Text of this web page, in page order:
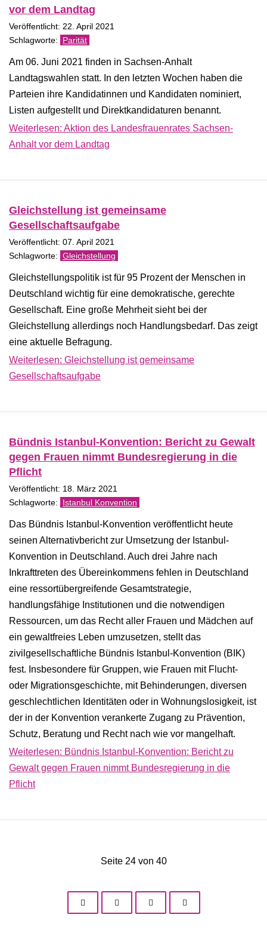
vor dem Landtag
Veröffentlicht: 22. April 2021
Parität
Am 06. Juni 2021 finden in Sachsen-Anhalt
Landtagswahlen statt. In den letzten Wochen haben die
Parteien ihre Kandidatinnen und Kandidaten nominiert,
Listen aufgestellt und Direktkandidaturen benannt.
Weiterlesen: Aktion des Landesfrauenrates Sachsen-
Anhalt vor dem Landtag
Gleichstellung ist gemeinsame
Gesellschaftsaufgabe
Veröffentlicht: 07. April 2021
Gleichstellung
Gleichstellungspolitik ist für 95 Prozent der Menschen in
Deutschland wichtig für eine demokratische, gerechte
Gesellschaft. Eine große Mehrheit sieht bei der
Gleichstellung allerdings noch Handlungsbedarf. Das zeigt
eine aktuelle Befragung.
Weiterlesen: Gleichstellung ist gemeinsame
Gesellschaftsaufgabe
Bündnis Istanbul-Konvention: Bericht zu Gewalt
gegen Frauen nimmt Bundesregierung in die
Pflicht
Veröffentlicht: 18. März 2021
Istanbul Konvention
Das Bündnis Istanbul-Konvention veröffentlicht heute
seinen Alternativbericht zur Umsetzung der Istanbul-
Konvention in Deutschland. Auch drei Jahre nach
Inkrafttreten des Übereinkommens fehlen in Deutschland
eine ressortübergreifende Gesamtstrategie,
handlungsfähige Institutionen und die notwendigen
Ressourcen, um das Recht aller Frauen und Mädchen auf
ein gewaltfreies Leben umzusetzen, stellt das
zivilgesellschaftliche Bündnis Istanbul-Konvention (BIK)
fest. Insbesondere für Gruppen, wie Frauen mit Flucht-
oder Migrationsgeschichte, mit Behinderungen, diversen
geschlechtlichen Identitäten oder in Wohnungslosigkeit, ist
der in der Konvention verankerte Zugang zu Prävention,
Schutz, Beratung und Recht nach wie vor mangelhaft.
Weiterlesen: Bündnis Istanbul-Konvention: Bericht zu
Gewalt gegen Frauen nimmt Bundesregierung in die
Pflicht
Seite 24 von 40